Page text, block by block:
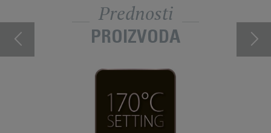
Prednosti
PROIZVODA